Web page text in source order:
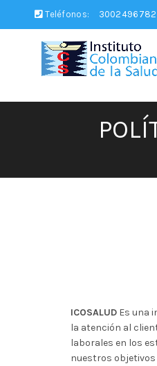
Teléfonos: 3002496782
ICOSALUD Es una
la atención al
laborales en los
nuestros objetivos